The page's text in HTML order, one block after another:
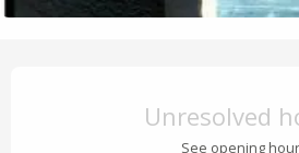
Unresolved
See opening